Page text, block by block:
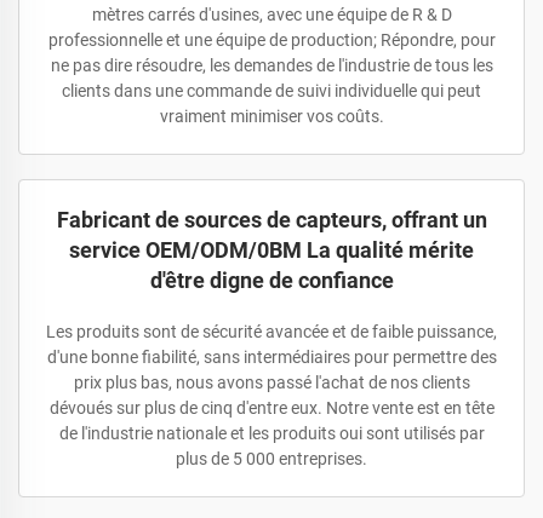
mètres carrés d'usines, avec une équipe de R & D
professionnelle et une équipe de production; Répondre, pour
ne pas dire résoudre, les demandes de l'industrie de tous les
clients dans une commande de suivi individuelle qui peut
vraiment minimiser vos coûts.
Fabricant de sources de capteurs, offrant un
service OEM/ODM/0BM La qualité mérite
d'être digne de confiance
Les produits sont de sécurité avancée et de faible puissance,
d'une bonne fiabilité, sans intermédiaires pour permettre des
prix plus bas, nous avons passé l'achat de nos clients
dévoués sur plus de cinq d'entre eux. Notre vente est en tête
de l'industrie nationale et les produits oui sont utilisés par
plus de 5 000 entreprises.